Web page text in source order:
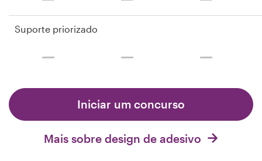
Suporte priorizado
Iniciar um concurso
Mais sobre design de adesivo